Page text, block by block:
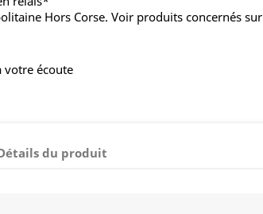
Hors Corse. Voir produits concernés sur
votre écoute
du produit